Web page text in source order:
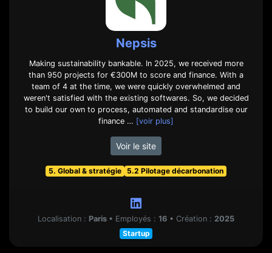
Nepsis
Making sustainability bankable. In 2025, we received more
than 950 projects for €300M to score and finance. With a
team of 4 at the time, we were quickly overwhelmed and
weren't satisfied with the existing softwares. So, we decided
to build our own to process, automated and standardise our
finance … [voir plus]
Voir le site
5. Global & stratégie 5.2 Pilotage décarbonation
Localisation : Paris • Employés : 16 • Création : 2025
Startup